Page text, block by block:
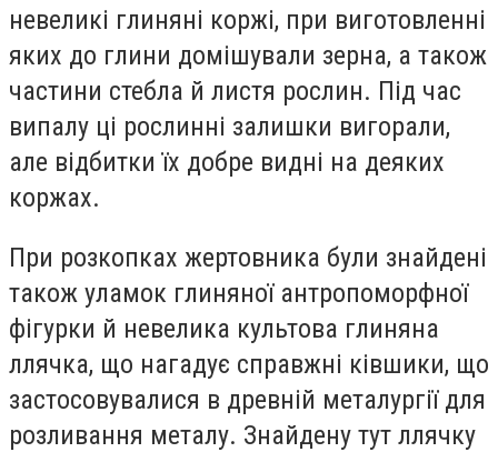
невеликі глиняні коржі, при виготовленні
яких до глини домішували зерна, а також
частини стебла й листя рослин. Під час
випалу ці рослинні залишки вигорали,
але відбитки їх добре видні на деяких
коржах.
При розкопках жертовника були знайдені
також уламок глиняної антропоморфної
фігурки й невелика культова глиняна
ллячка, що нагадує справжні ківшики, що
застосовувалися в древній металургії для
розливання металу. Знайдену тут ллячку